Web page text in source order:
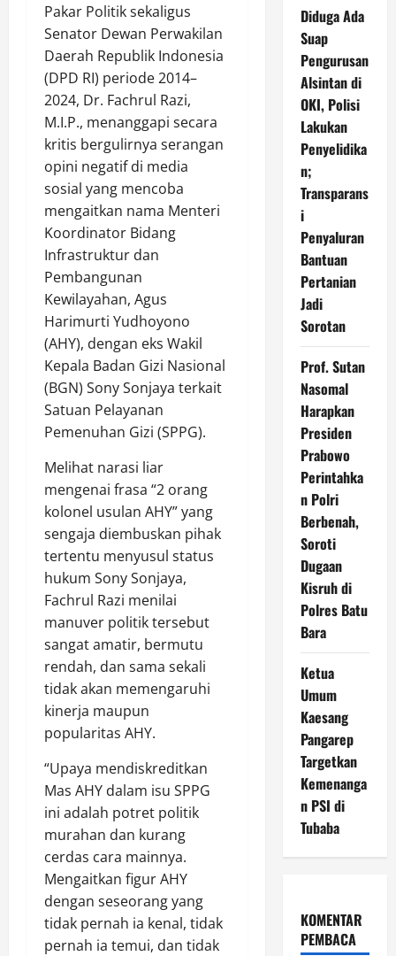
Pakar Politik sekaligus
Senator Dewan Perwakilan
Daerah Republik Indonesia
(DPD RI) periode 2014–
2024, Dr. Fachrul Razi,
M.I.P., menanggapi secara
kritis bergulirnya serangan
opini negatif di media
sosial yang mencoba
mengaitkan nama Menteri
Koordinator Bidang
Infrastruktur dan
Pembangunan
Kewilayahan, Agus
Harimurti Yudhoyono
(AHY), dengan eks Wakil
Kepala Badan Gizi Nasional
(BGN) Sony Sonjaya terkait
Satuan Pelayanan
Pemenuhan Gizi (SPPG).
Melihat narasi liar
mengenai frasa “2 orang
kolonel usulan AHY” yang
sengaja diembuskan pihak
tertentu menyusul status
hukum Sony Sonjaya,
Fachrul Razi menilai
manuver politik tersebut
sangat amatir, bermutu
rendah, dan sama sekali
tidak akan memengaruhi
kinerja maupun
popularitas AHY.
“Upaya mendiskreditkan
Mas AHY dalam isu SPPG
ini adalah potret politik
murahan dan kurang
cerdas cara mainnya.
Mengaitkan figur AHY
dengan seseorang yang
tidak pernah ia kenal, tidak
pernah ia temui, dan tidak
Diduga Ada
Suap
Pengurusan
Alsintan di
OKI, Polisi
Lakukan
Penyelidika
n;
Transparans
i
Penyaluran
Bantuan
Pertanian
Jadi
Sorotan
Prof. Sutan
Nasomal
Harapkan
Presiden
Prabowo
Perintahka
n Polri
Berbenah,
Soroti
Dugaan
Kisruh di
Polres Batu
Bara
Ketua
Umum
Kaesang
Pangarep
Targetkan
Kemenanga
n PSI di
Tubaba
KOMENTAR
PEMBACA